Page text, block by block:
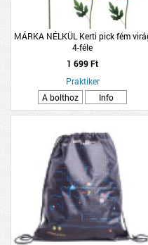
MÁRKA NÉLKÜL Kerti pick fém
4-féle
1 699 Ft
Praktiker
A bolthoz
Info